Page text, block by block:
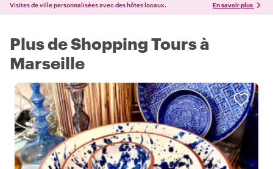
Visites de ville personnalisées avec des hôtes locaux. En savoir plus
Plus de Shopping Tours à
Marseille